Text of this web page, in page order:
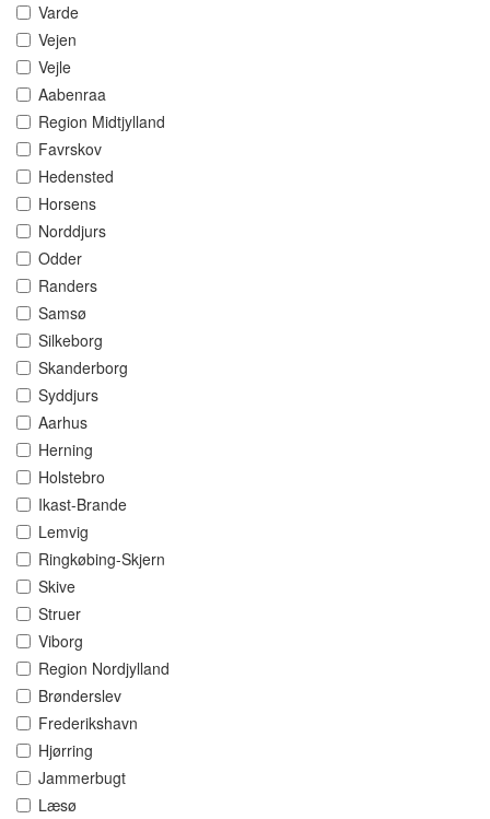
Varde
Vejen
Vejle
Aabenraa
Region Midtjylland
Favrskov
Hedensted
Horsens
Norddjurs
Odder
Randers
Samsø
Silkeborg
Skanderborg
Syddjurs
Aarhus
Herning
Holstebro
Ikast-Brande
Lemvig
Ringkøbing-Skjern
Skive
Struer
Viborg
Region Nordjylland
Brønderslev
Frederikshavn
Hjørring
Jammerbugt
Læsø